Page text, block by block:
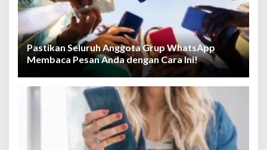
Pastikan Seluruh Anggota Grup WhatsApp
Membaca Pesan Anda dengan Cara Ini!